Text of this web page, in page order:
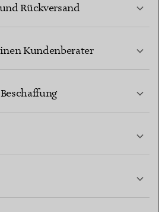
Rückversand
Kundenberater